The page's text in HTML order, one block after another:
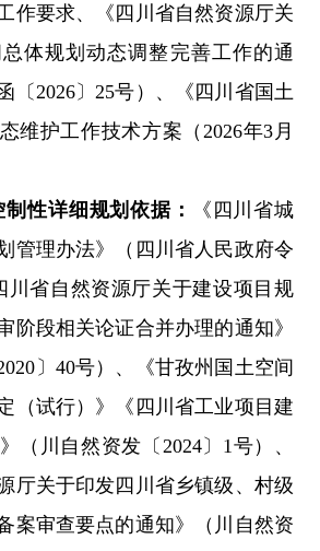
作要求、《四川省自然资源厅关
体规划动态调整完善工作的通
〔2026〕 25号）、《四川省国土
维护工作技术方案（ 2026年3 月
性详细规划依据：
《四川省城
管理办法》（四川省人民政府令
川省自然资源厅关于建设项目规
阶段相关论证合并办理的通知》
〕 40号）、《甘孜州国土空间
（试行） 》《 四川省工业项目建
（川自然资发〔 2024〕 1 号）、
厅关于印发四川省乡镇级、村级
案审查要点的通知》（川自然资